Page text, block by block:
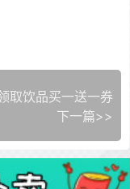
取饮品买一送一券
下一篇>>